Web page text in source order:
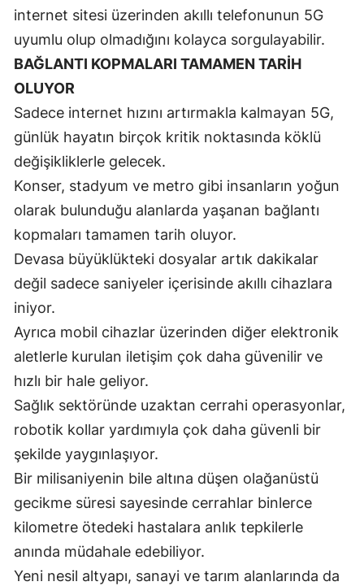
internet sitesi üzerinden akıllı telefonunun 5G
uyumlu olup olmadığını kolayca sorgulayabilir.
BAĞLANTI KOPMALARI TAMAMEN TARİH
OLUYOR
Sadece internet hızını artırmakla kalmayan 5G,
günlük hayatın birçok kritik noktasında köklü
değişikliklerle gelecek.
Konser, stadyum ve metro gibi insanların yoğun
olarak bulunduğu alanlarda yaşanan bağlantı
kopmaları tamamen tarih oluyor.
Devasa büyüklükteki dosyalar artık dakikalar
değil sadece saniyeler içerisinde akıllı cihazlara
iniyor.
Ayrıca mobil cihazlar üzerinden diğer elektronik
aletlerle kurulan iletişim çok daha güvenilir ve
hızlı bir hale geliyor.
Sağlık sektöründe uzaktan cerrahi operasyonlar,
robotik kollar yardımıyla çok daha güvenli bir
şekilde yaygınlaşıyor.
Bir milisaniyenin bile altına düşen olağanüstü
gecikme süresi sayesinde cerrahlar binlerce
kilometre ötedeki hastalara anlık tepkilerle
anında müdahale edebiliyor.
Yeni nesil altyapı, sanayi ve tarım alanlarında da